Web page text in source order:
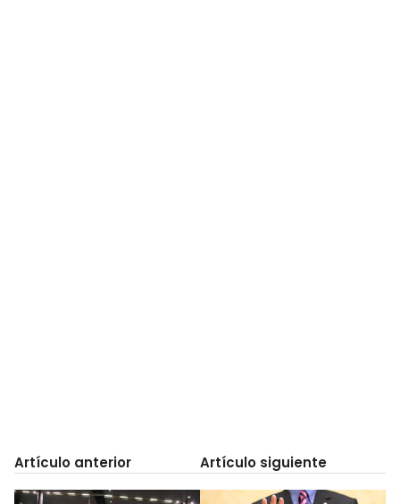
Artículo anterior Artículo siguiente